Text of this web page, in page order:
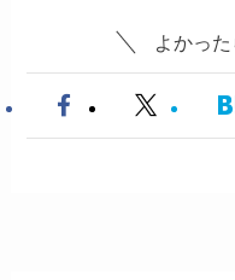
よかっ